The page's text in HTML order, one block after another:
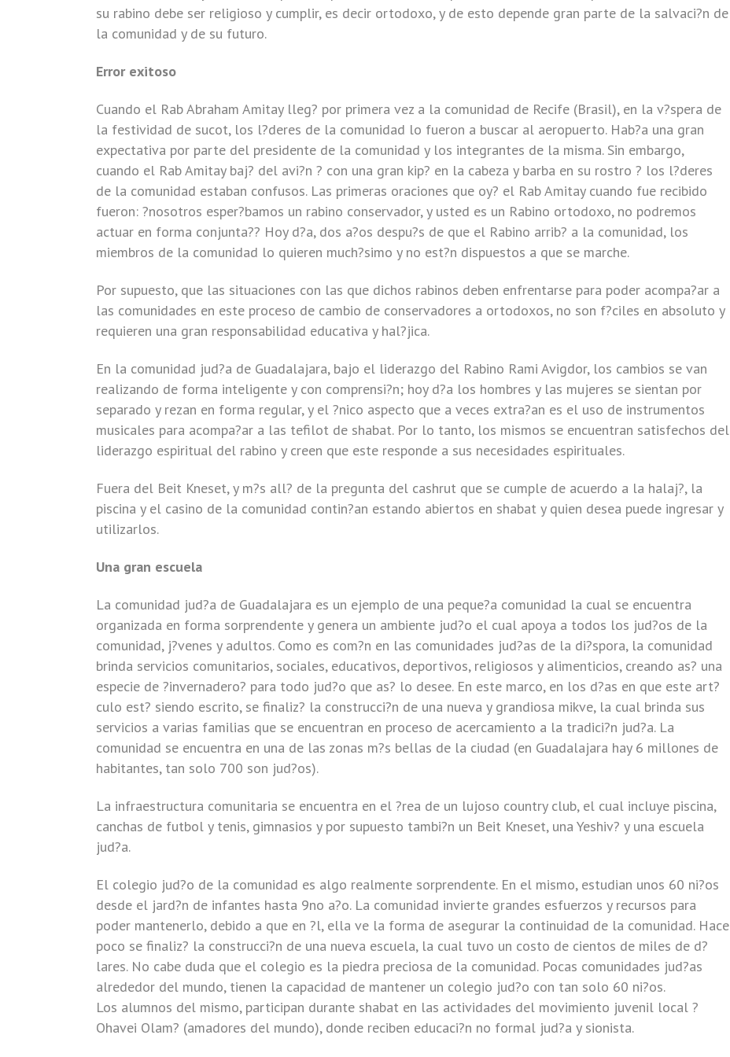
su rabino debe ser religioso y cumplir, es decir ortodoxo, y de esto depende gran parte de la salvaci?n de
la comunidad y de su futuro.
Error exitoso
Cuando el Rab Abraham Amitay lleg? por primera vez a la comunidad de Recife (Brasil), en la v?spera de
la festividad de sucot, los l?deres de la comunidad lo fueron a buscar al aeropuerto. Hab?a una gran
expectativa por parte del presidente de la comunidad y los integrantes de la misma. Sin embargo,
cuando el Rab Amitay baj? del avi?n ? con una gran kip? en la cabeza y barba en su rostro ? los l?deres
de la comunidad estaban confusos. Las primeras oraciones que oy? el Rab Amitay cuando fue recibido
fueron: ?nosotros esper?bamos un rabino conservador, y usted es un Rabino ortodoxo, no podremos
actuar en forma conjunta?? Hoy d?a, dos a?os despu?s de que el Rabino arrib? a la comunidad, los
miembros de la comunidad lo quieren much?simo y no est?n dispuestos a que se marche.
Por supuesto, que las situaciones con las que dichos rabinos deben enfrentarse para poder acompa?ar a
las comunidades en este proceso de cambio de conservadores a ortodoxos, no son f?ciles en absoluto y
requieren una gran responsabilidad educativa y hal?jica.
En la comunidad jud?a de Guadalajara, bajo el liderazgo del Rabino Rami Avigdor, los cambios se van
realizando de forma inteligente y con comprensi?n; hoy d?a los hombres y las mujeres se sientan por
separado y rezan en forma regular, y el ?nico aspecto que a veces extra?an es el uso de instrumentos
musicales para acompa?ar a las tefilot de shabat. Por lo tanto, los mismos se encuentran satisfechos del
liderazgo espiritual del rabino y creen que este responde a sus necesidades espirituales.
Fuera del Beit Kneset, y m?s all? de la pregunta del cashrut que se cumple de acuerdo a la halaj?, la
piscina y el casino de la comunidad contin?an estando abiertos en shabat y quien desea puede ingresar y
utilizarlos.
Una gran escuela
La comunidad jud?a de Guadalajara es un ejemplo de una peque?a comunidad la cual se encuentra
organizada en forma sorprendente y genera un ambiente jud?o el cual apoya a todos los jud?os de la
comunidad, j?venes y adultos. Como es com?n en las comunidades jud?as de la di?spora, la comunidad
brinda servicios comunitarios, sociales, educativos, deportivos, religiosos y alimenticios, creando as? una
especie de ?invernadero? para todo jud?o que as? lo desee. En este marco, en los d?as en que este art?
culo est? siendo escrito, se finaliz? la construcci?n de una nueva y grandiosa mikve, la cual brinda sus
servicios a varias familias que se encuentran en proceso de acercamiento a la tradici?n jud?a. La
comunidad se encuentra en una de las zonas m?s bellas de la ciudad (en Guadalajara hay 6 millones de
habitantes, tan solo 700 son jud?os).
La infraestructura comunitaria se encuentra en el ?rea de un lujoso country club, el cual incluye piscina,
canchas de futbol y tenis, gimnasios y por supuesto tambi?n un Beit Kneset, una Yeshiv? y una escuela
jud?a.
El colegio jud?o de la comunidad es algo realmente sorprendente. En el mismo, estudian unos 60 ni?os
desde el jard?n de infantes hasta 9no a?o. La comunidad invierte grandes esfuerzos y recursos para
poder mantenerlo, debido a que en ?l, ella ve la forma de asegurar la continuidad de la comunidad. Hace
poco se finaliz? la construcci?n de una nueva escuela, la cual tuvo un costo de cientos de miles de d?
lares. No cabe duda que el colegio es la piedra preciosa de la comunidad. Pocas comunidades jud?as
alrededor del mundo, tienen la capacidad de mantener un colegio jud?o con tan solo 60 ni?os.
Los alumnos del mismo, participan durante shabat en las actividades del movimiento juvenil local ?
Ohavei Olam? (amadores del mundo), donde reciben educaci?n no formal jud?a y sionista.